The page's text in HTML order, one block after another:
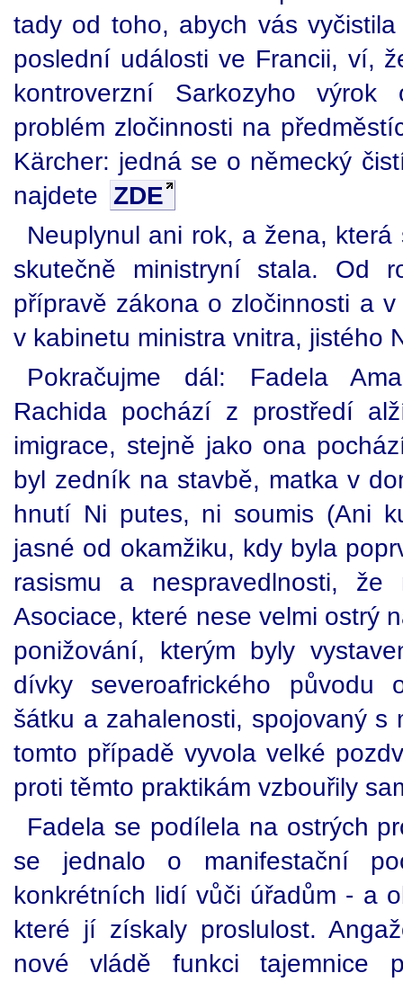
tady od toho, abych vás
poslední události ve Francii, ví,
kontroverzní Sarkozyho
problém zločinnosti na
Kärcher: jedná se o německý
najdete ZDE
Neuplynul ani rok, a žena,
skutečně ministryní stala. Od
přípravě zákona o zločinnosti a
v kabinetu ministra vnitra, jistého
Pokračujme dál: Fadela
Rachida pochází z prostředí
imigrace, stejně jako ona
byl zedník na stavbě, matka v
hnutí Ni putes, ni soumis (Ani
jasné od okamžiku, kdy byla
rasismu a nespravedlnosti,
Asociace, které nese velmi ostrý
ponižování, kterým byly
dívky severoafrického původu
šátku a zahalenosti, spojovaný s
tomto případě vyvola velké
proti těmto praktikám vzbouřily
Fadela se podílela na ostrých
se jednalo o manifestační
konkrétních lidí vůči úřadům - a
které jí získaly proslulost.
nové vládě funkci tajemnice